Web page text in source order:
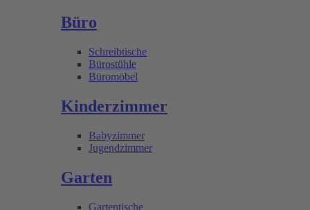
Büro
Schreibtische
Bürostühle
Büromöbel
Kinderzimmer
Babyzimmer
Jugendzimmer
Garten
Gartentische